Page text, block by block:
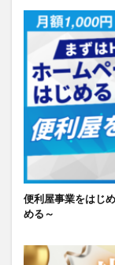
便利屋事業をはじ
める～